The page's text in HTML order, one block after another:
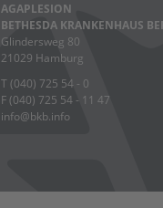
AGAPLESION
BETHESDA KRANKENHAUS
Glindersweg 80
21029 Hamburg
T (040) 725 54 - 0
F (040) 725 54 - 11 47
info@bkb.info